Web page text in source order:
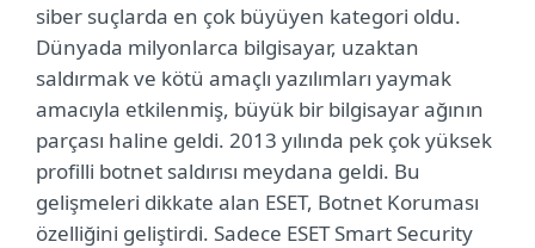
siber suçlarda en çok büyüyen kategori oldu.
Dünyada milyonlarca bilgisayar, uzaktan
saldırmak ve kötü amaçlı yazılımları yaymak
amacıyla etkilenmiş, büyük bir bilgisayar ağının
parçası haline geldi. 2013 yılında pek çok yüksek
profilli botnet saldırısı meydana geldi. Bu
gelişmeleri dikkate alan ESET, Botnet Koruması
özelliğini geliştirdi. Sadece ESET Smart Security